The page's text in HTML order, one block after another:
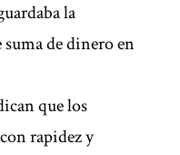
la
de dinero en
que los
rapidez y